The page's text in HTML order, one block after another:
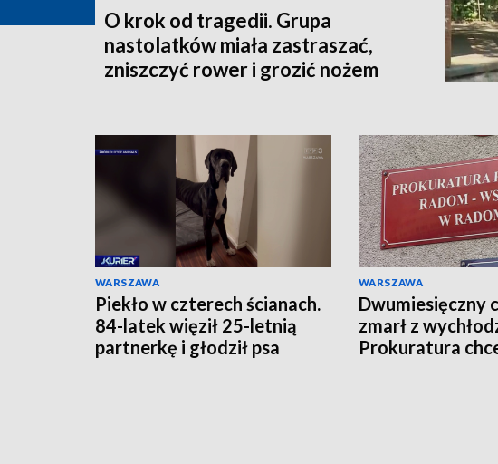
O krok od tragedii. Grupa
nastolatków miała zastraszać,
zniszczyć rower i grozić nożem
WARSZAWA
Piekło w czterech ścianach.
84-latek więził 25-letnią
partnerkę i głodził psa
WARSZAWA
Dwumiesięczny
zmarł z
Prokuratura